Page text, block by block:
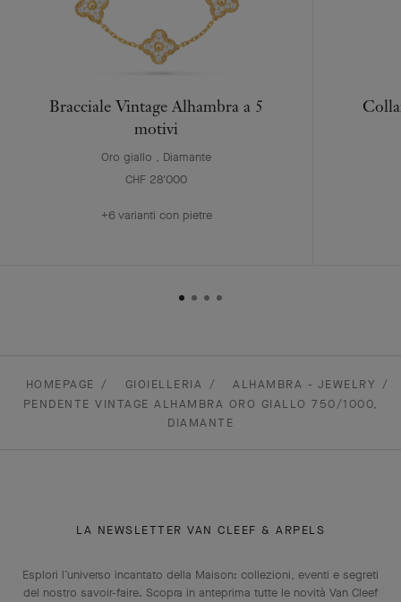
Bracciale Vintage Alhambra a 5
motivi
Oro giallo , Diamante
CHF 28'000
+6 varianti con pietre
HOMEPAGE GIOIELLERIA
ALHAMBRA - JEWELRY
PENDENTE VINTAGE ALHAMBRA ORO GIALLO 750/1000,
DIAMANTE
LA NEWSLETTER VAN CLEEF & ARPELS
Esplori l’universo incantato della Maison: collezioni, eventi e segreti
del nostro savoir-faire. Scopra in anteprima tutte le novità Van Cleef